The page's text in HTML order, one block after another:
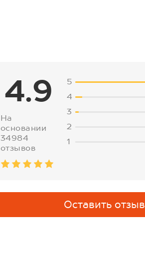
4.9
На
основании
34984
отзывов
5
4
3
2
1
Оставить отзыв